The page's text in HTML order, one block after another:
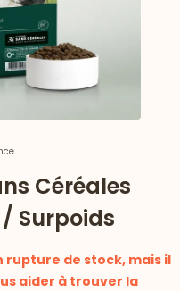
Céréales
Surpoids
de stock, mais il
aider à trouver la